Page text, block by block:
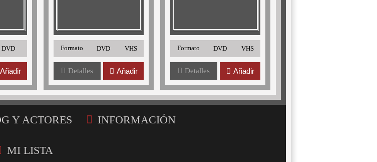
DVD
Añadir
Formato DVD VHS
Detalles Añadir
Formato DVD VHS
Detalles Añadir
Y ACTORES INFORMACIÓN
MI LISTA